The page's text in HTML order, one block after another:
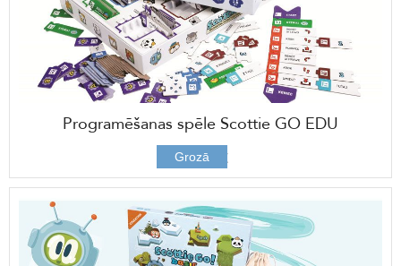
Programēšanas spēle Scottie GO EDU
106,00 €
Grozā